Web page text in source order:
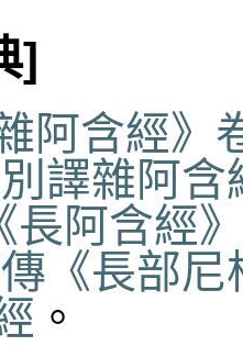
]
阿含經》
別譯雜阿
長阿含經
《長部尼
。